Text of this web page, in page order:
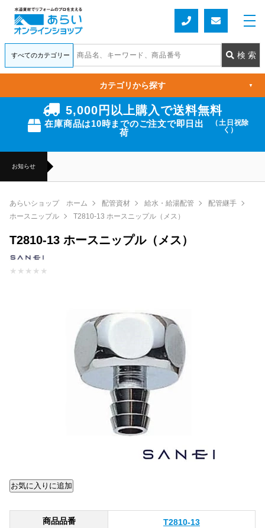
5,000円以上購入で送料無料
在庫商品は10時までのご注文で即日出
荷
（土日祝除
く）
お知らせ
カテゴリから探す ▼
あらいショップ ホーム 配管資材 給水・給湯配管
配管継手
ホースニップル
T2810-13 ホースニップル（メス）
T2810-13 ホースニップル（メス）
★ ★ ★ ★ ★
商品品番 T2810-13